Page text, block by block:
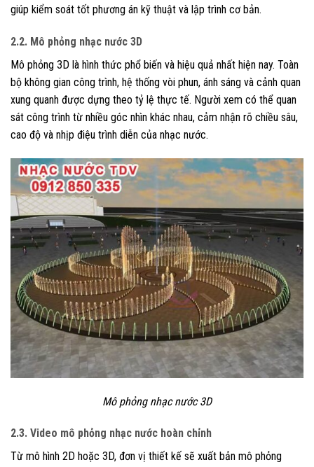
giúp kiểm soát tốt phương án kỹ thuật và lập trình cơ bản.
2.2. Mô phỏng nhạc nước 3D
Mô phỏng 3D là hình thức phổ biến và hiệu quả nhất hiện nay. Toàn
bộ không gian công trình, hệ thống vòi phun, ánh sáng và cảnh quan
xung quanh được dựng theo tỷ lệ thực tế. Người xem có thể quan
sát công trình từ nhiều góc nhìn khác nhau, cảm nhận rõ chiều sâu,
cao độ và nhịp điệu trình diễn của nhạc nước.
Mô phỏng nhạc nước 3D
2.3. Video mô phỏng nhạc nước hoàn chỉnh
Từ mô hình 2D hoặc 3D, đơn vị thiết kế sẽ xuất bản mô phỏng